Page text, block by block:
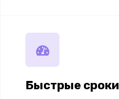
Быстрые сроки